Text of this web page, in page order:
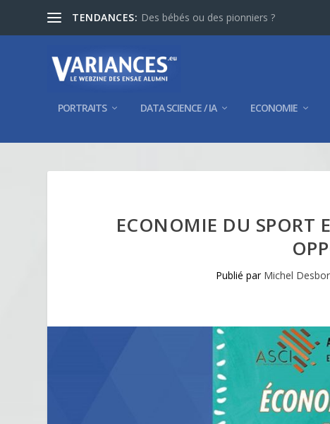
TENDANCES: Des bébés ou des pionniers ?
PORTRAITS DATA SCIENCE / IA ECONOMIE
ECONOMIE DU SPORT
Publié par Michel